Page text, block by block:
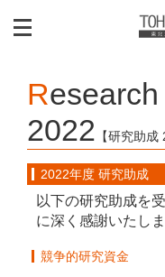
Research Grants
2022 【研究助成
2022年度 研究助成
以下の研究助成を
に深く感謝いたしま
競争的研究資金